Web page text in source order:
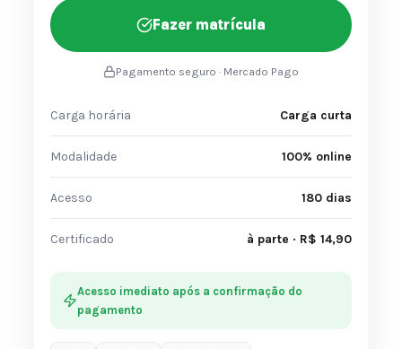
Fazer matrícula
Pagamento seguro · Mercado Pago
Carga horária Carga curta
Modalidade 100% online
Acesso 180 dias
Certificado à parte · R$ 14,90
Acesso imediato após a confirmação do
pagamento